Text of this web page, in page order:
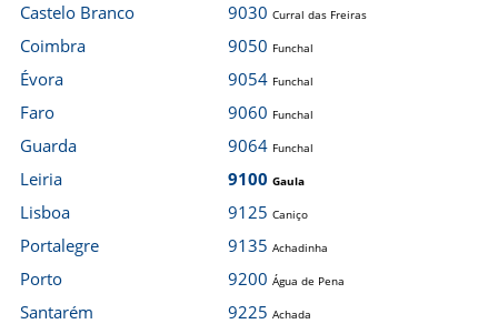
Castelo Branco
Coimbra
Évora
Faro
Guarda
Leiria
Lisboa
Portalegre
Porto
Santarém
9030 Curral das Freiras
9050 Funchal
9054 Funchal
9060 Funchal
9064 Funchal
9100 Gaula
9125 Caniço
9135 Achadinha
9200 Água de Pena
9225 Achada